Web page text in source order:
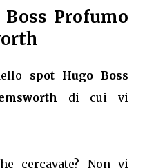
Profumo
spot Hugo Boss
di cui vi
cercavate? Non vi